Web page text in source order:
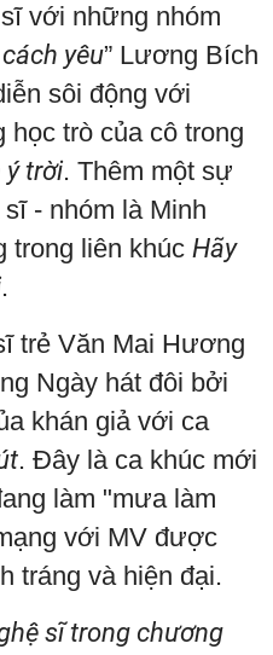
với những nhóm
yêu” Lương Bích
sôi động với
học trò của cô trong
ý trời. Thêm một sự
- nhóm là Minh
trong liên khúc Hãy
.
trẻ Văn Mai Hương
Ngày hát đôi bởi
khán giả với ca
. Đây là ca khúc mới
làm "mưa làm
với MV được
tráng và hiện đại.
sĩ trong chương